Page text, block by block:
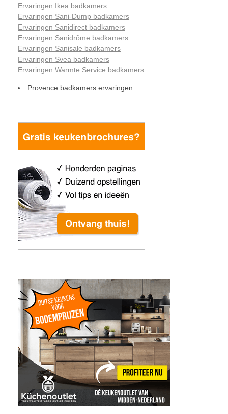
Ervaringen Ikea badkamers
Ervaringen Sani-Dump badkamers
Ervaringen Sanidirect badkamers
Ervaringen Sanidrõme badkamers
Ervaringen Sanisale badkamers
Ervaringen Svea badkamers
Ervaringen Warmte Service badkamers
Provence badkamers ervaringen